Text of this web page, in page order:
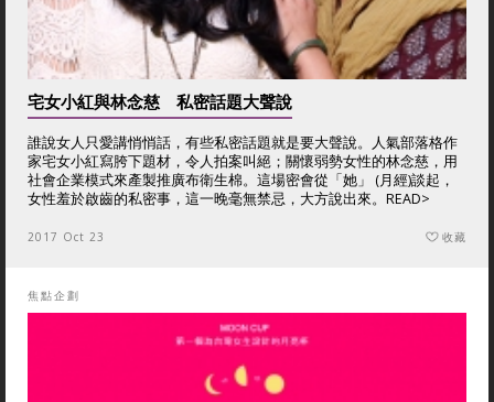
宅女小紅與林念慈 私密話題大聲說
誰說女人只愛講悄悄話，有些私密話題就是要大聲說。人氣部落格作
家宅女小紅寫胯下題材，令人拍案叫絕；關懷弱勢女性的林念慈，用
社會企業模式來產製推廣布衛生棉。這場密會從「她」 (月經)談起，
女性羞於啟齒的私密事，這一晚毫無禁忌，大方說出來。 READ>
2017 Oct 23 收藏
焦點企劃